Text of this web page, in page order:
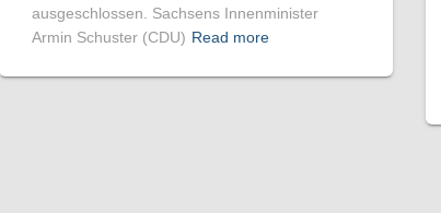
ausgeschlossen. Sachsens Innenminister
Armin Schuster (CDU) Read more